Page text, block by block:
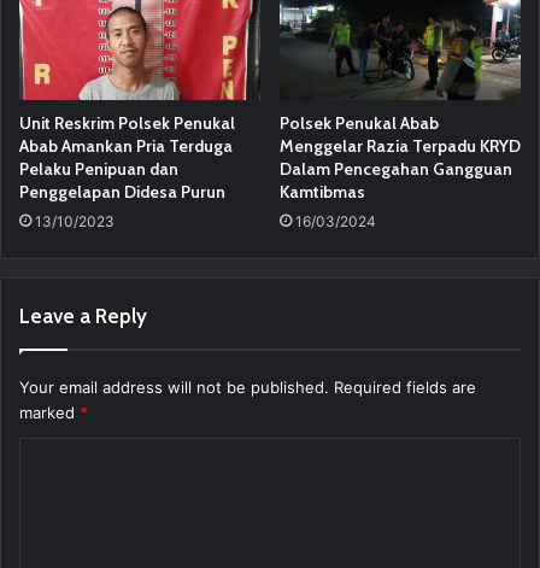
Unit Reskrim Polsek Penukal
Abab Amankan Pria Terduga
Pelaku Penipuan dan
Penggelapan Didesa Purun
13/10/2023
Polsek Penukal Abab
Menggelar Razia Terpadu KRYD
Dalam Pencegahan Gangguan
Kamtibmas
16/03/2024
Leave a Reply
Your email address will not be published. Required fields are
marked *